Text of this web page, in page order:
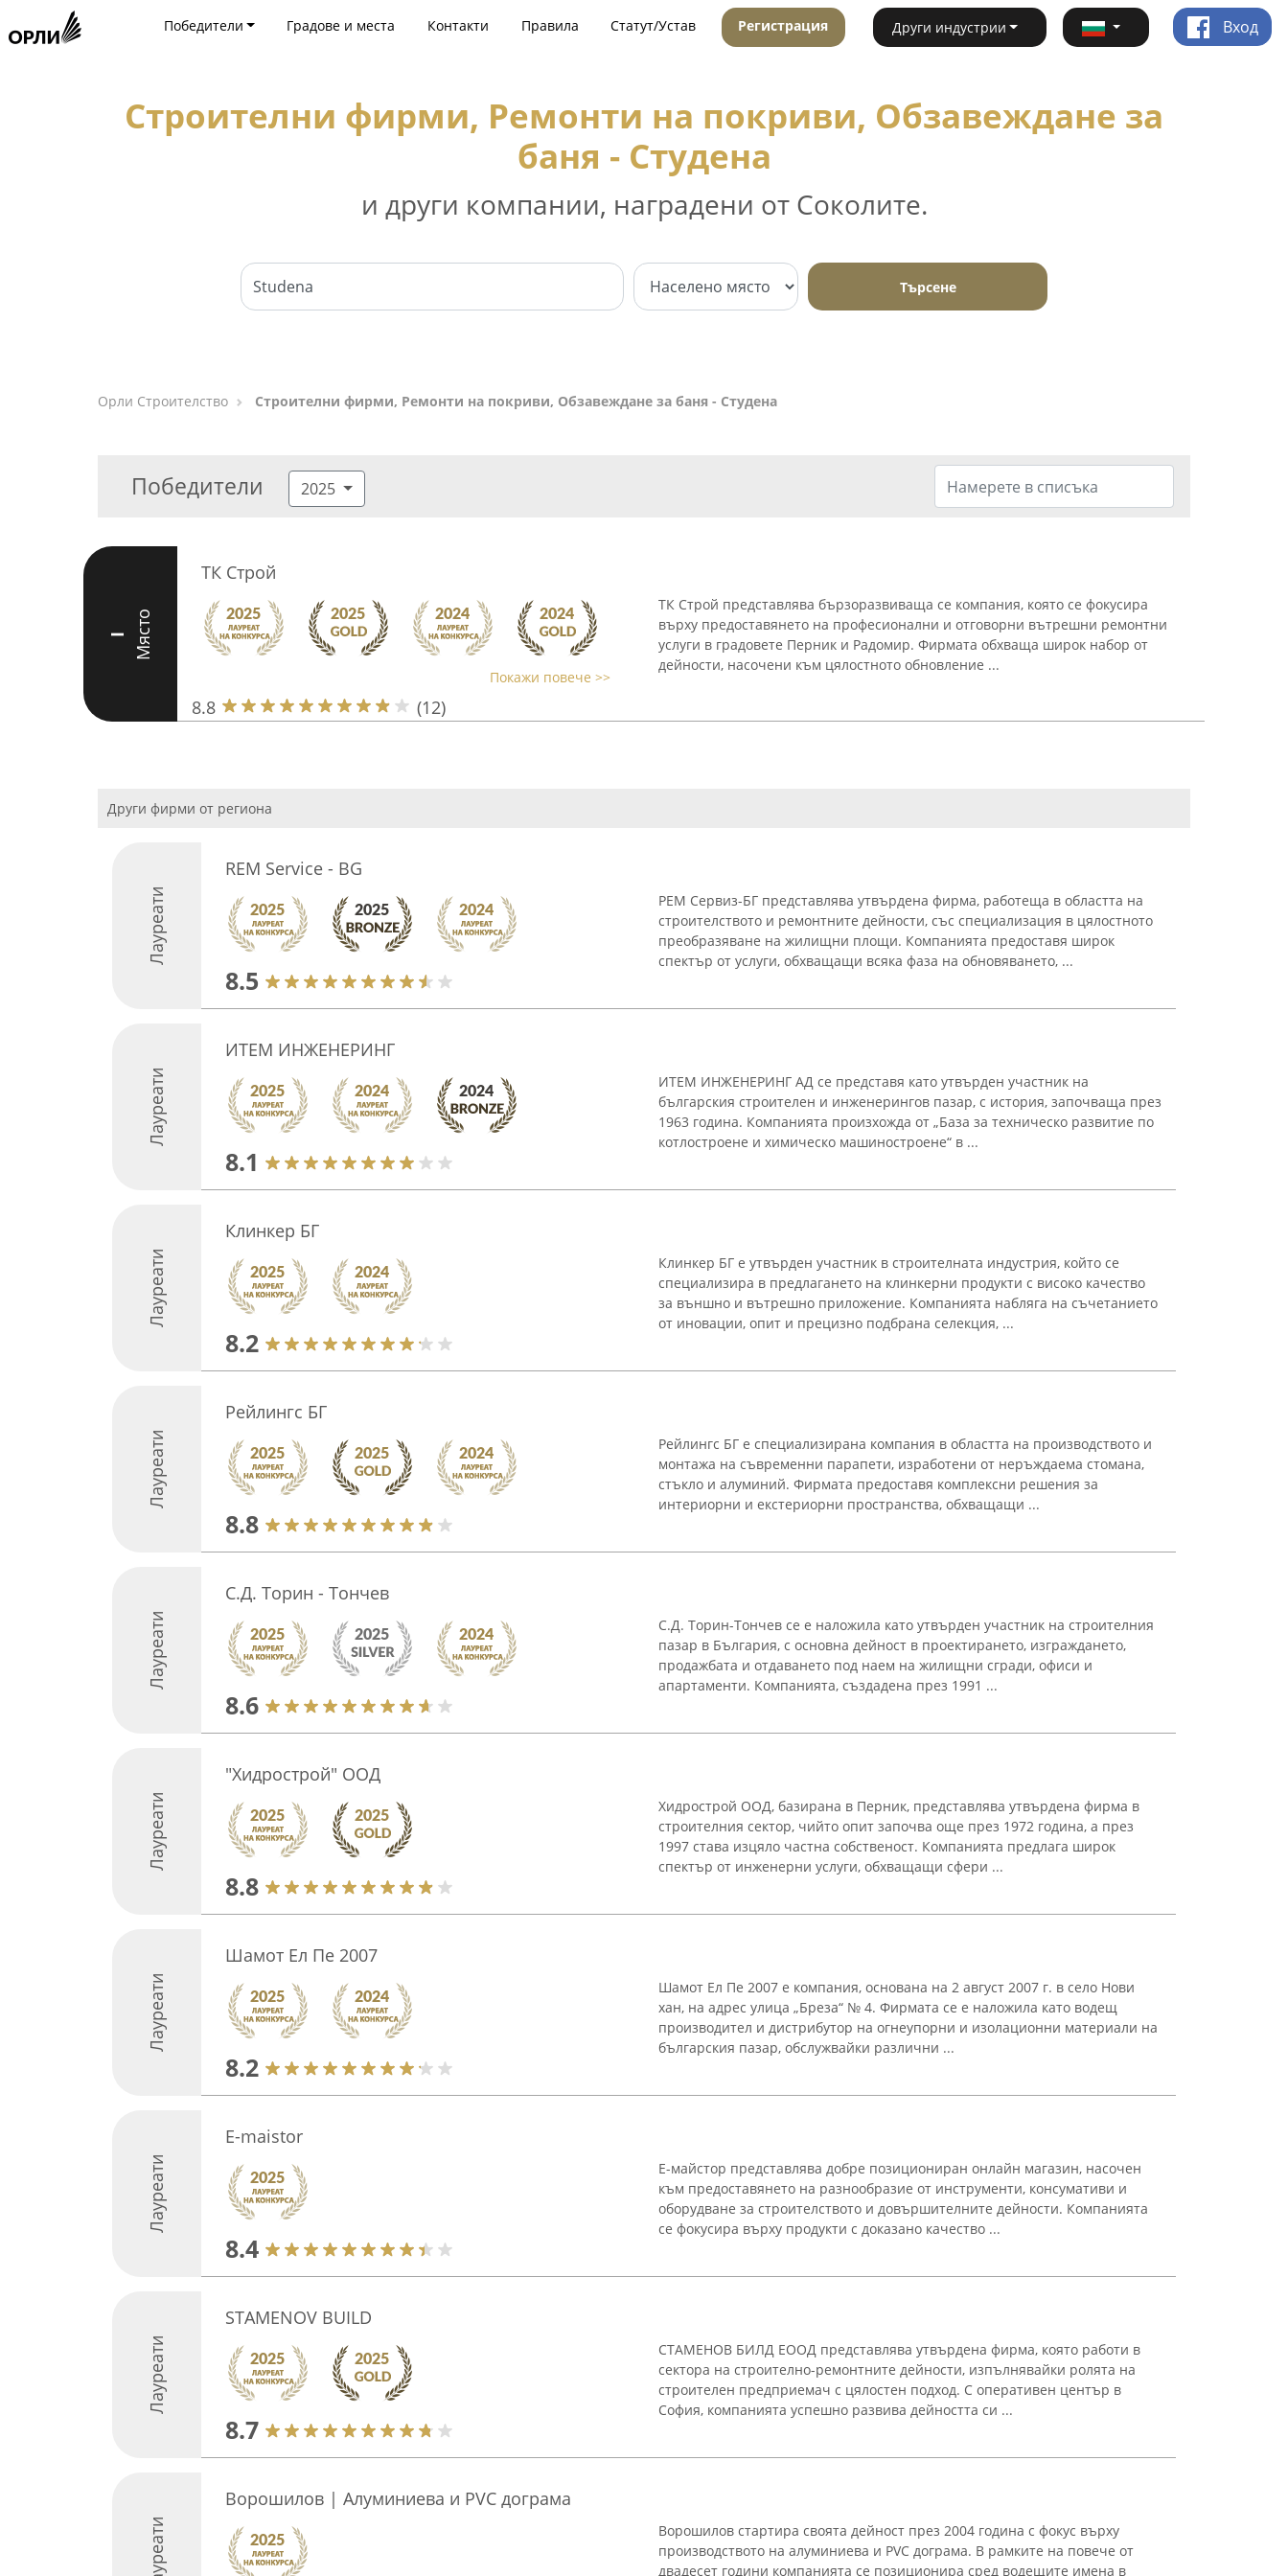
Победители Градове и места Контакти Правила Статут/Устав Регистрация Други индустрии Вход
Строителни фирми, Ремонти на покриви, Обзавеждане за
баня - Студена
и други компании, наградени от Соколите.
Търсене
Орли Строителство Строителни фирми, Ремонти на покриви, Обзавеждане за баня - Студена
Победители 2025
I Място
ТК Строй
Покажи повече >>
8.8 (12)
ТК Строй представлява бързоразвиваща се компания, която се фокусира
върху предоставянето на професионални и отговорни вътрешни ремонтни
услуги в градовете Перник и Радомир. Фирмата обхваща широк набор от
дейности, насочени към цялостното обновление ...
Други фирми от региона
Лауреати
REM Service - BG
8.5
РЕМ Сервиз-БГ представлява утвърдена фирма, работеща в областта на
строителството и ремонтните дейности, със специализация в цялостното
преобразяване на жилищни площи. Компанията предоставя широк
спектър от услуги, обхващащи всяка фаза на обновяването, ...
Лауреати
ИТЕМ ИНЖЕНЕРИНГ
8.1
ИТЕМ ИНЖЕНЕРИНГ АД се представя като утвърден участник на
българския строителен и инженерингов пазар, с история, започваща през
1963 година. Компанията произхожда от „База за техническо развитие по
котлостроене и химическо машиностроене“ в ...
Лауреати
Клинкер БГ
8.2
Клинкер БГ е утвърден участник в строителната индустрия, който се
специализира в предлагането на клинкерни продукти с високо качество
за външно и вътрешно приложение. Компанията набляга на съчетанието
от иновации, опит и прецизно подбрана селекция, ...
Лауреати
Рейлингс БГ
8.8
Рейлингс БГ е специализирана компания в областта на производството и
монтажа на съвременни парапети, изработени от неръждаема стомана,
стъкло и алуминий. Фирмата предоставя комплексни решения за
интериорни и екстериорни пространства, обхващащи ...
Лауреати
С.Д. Торин - Тончев
8.6
С.Д. Торин-Тончев се е наложила като утвърден участник на строителния
пазар в България, с основна дейност в проектирането, изграждането,
продажбата и отдаването под наем на жилищни сгради, офиси и
апартаменти. Компанията, създадена през 1991 ...
Лауреати
"Хидрострой" ООД
8.8
Хидрострой ООД, базирана в Перник, представлява утвърдена фирма в
строителния сектор, чийто опит започва още през 1972 година, а през
1997 става изцяло частна собственост. Компанията предлага широк
спектър от инженерни услуги, обхващащи сфери ...
Лауреати
Шамот Ел Пе 2007
8.2
Шамот Ел Пе 2007 е компания, основана на 2 август 2007 г. в село Нови
хан, на адрес улица „Бреза“ № 4. Фирмата се е наложила като водещ
производител и дистрибутор на огнеупорни и изолационни материали на
българския пазар, обслужвайки различни ...
Лауреати
E-maistor
8.4
Е-майстор представлява добре позициониран онлайн магазин, насочен
към предоставянето на разнообразие от инструменти, консумативи и
оборудване за строителството и довършителните дейности. Компанията
се фокусира върху продукти с доказано качество ...
Лауреати
STAMENOV BUILD
8.7
СТАМЕНОВ БИЛД ЕООД представлява утвърдена фирма, която работи в
сектора на строително-ремонтните дейности, изпълнявайки ролята на
строителен предприемач с цялостен подход. С оперативен център в
София, компанията успешно развива дейността си ...
Лауреати
Ворошилов | Алуминиева и PVC дограма
Ворошилов стартира своята дейност през 2004 година с фокус върху
производството на алуминиева и PVC дограма. В рамките на повече от
двадесет години компанията се позиционира сред водещите имена в